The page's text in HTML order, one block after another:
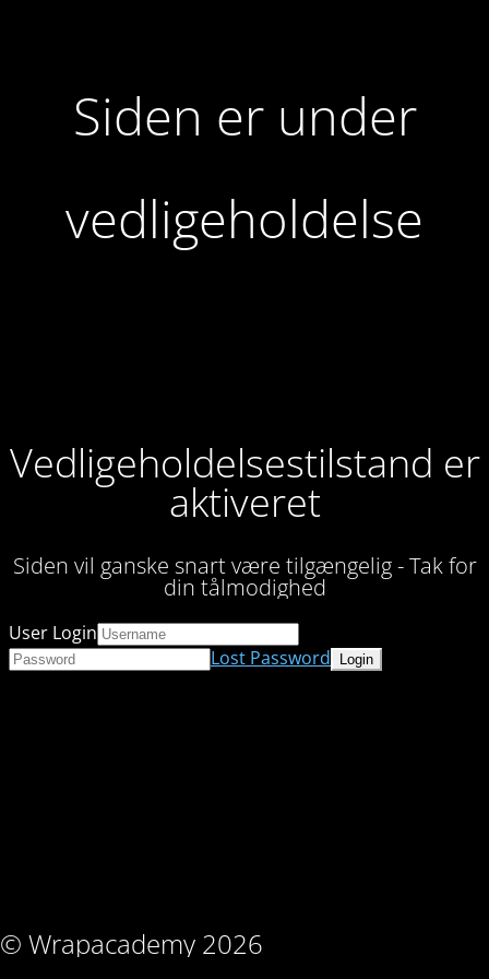
Siden er under
vedligeholdelse
Vedligeholdelsestilstand er
aktiveret
Siden vil ganske snart være tilgængelig - Tak for
din tålmodighed
© Wrapacademy 2026
User Login
Lost Password